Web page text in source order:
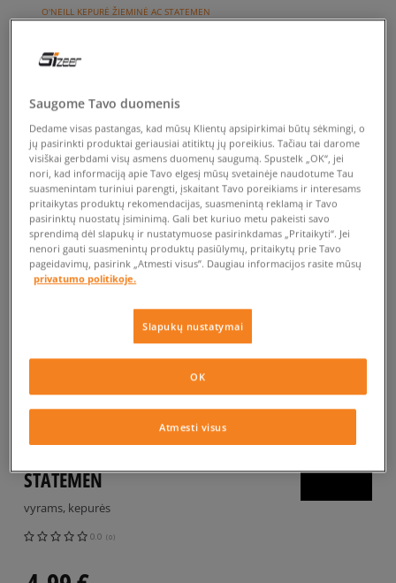
O'NEILL KEPURĖ ŽIEMINĖ AC STATEMEN
STATEMEN
vyrams, kepurės
0.0 (0)
Saugome Tavo duomenis
Dedame visas pastangas, kad mūsų Klientų apsipirkimai būtų sėkmingi, o
jų pasirinkti produktai geriausiai atitiktų jų poreikius. Tačiau tai darome
visiškai gerbdami visų asmens duomenų saugumą. Spustelk „OK“, jei
nori, kad informaciją apie Tavo elgesį mūsų svetainėje naudotume Tau
suasmenintam turiniui parengti, įskaitant Tavo poreikiams ir interesams
pritaikytas produktų rekomendacijas, suasmenintą reklamą ir Tavo
pasirinktų nuostatų įsiminimą. Gali bet kuriuo metu pakeisti savo
sprendimą dėl slapukų ir nustatymuose pasirinkdamas „Pritaikyti“. Jei
nenori gauti suasmenintų produktų pasiūlymų, pritaikytų prie Tavo
pageidavimų, pasirink „Atmesti visus”. Daugiau informacijos rasite mūsų
privatumo politikoje.
Slapukų nustatymai
Atmesti visus
OK